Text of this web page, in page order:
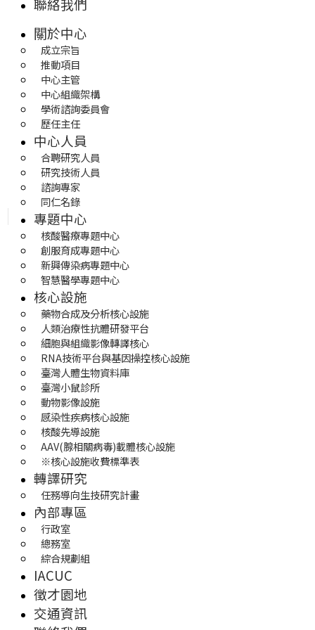
聯絡我們
關於中心
成立宗旨
推動項目
中心主管
中心組織架構
學術諮詢委員會
歷任主任
中心人員
合聘研究人員
研究技術人員
諮詢專家
同仁名錄
專題中心
核酸醫療專題中心
創服育成專題中心
新興傳染病專題中心
智慧醫學專題中心
核心設施
藥物合成及分析核心設施
人類治療性抗體研發平台
細胞與組織影像轉譯核心
RNA技術平台與基因操控核心設施
臺灣人體生物資料庫
臺灣小鼠診所
動物影像設施
感染性疾病核心設施
核酸先導設施
AAV(腺相關病毒)載體核心設施
※核心設施收費標準表
轉譯研究
任務導向生技研究計畫
內部專區
行政室
總務室
綜合規劃組
IACUC
徵才園地
交通資訊